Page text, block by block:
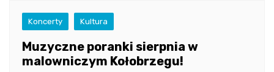
Koncerty Kultura
Muzyczne poranki sierpnia w
malowniczym Kołobrzegu!